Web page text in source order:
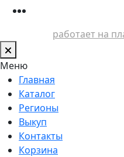
работает на
Меню
Главная
Каталог
Регионы
Выкуп
Контакты
Корзина